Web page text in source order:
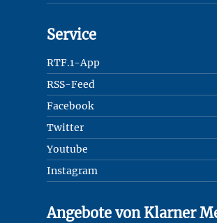
Service
RTF.1-App
RSS-Feed
Facebook
Twitter
Youtube
Instagram
Angebote von Klarner